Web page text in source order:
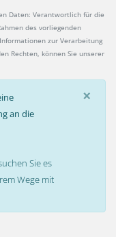
Daten: Verantwortlich für die
des vorliegenden
zur Verarbeitung
Rechten, können Sie unserer
×
an die
Sie es
Wege mit